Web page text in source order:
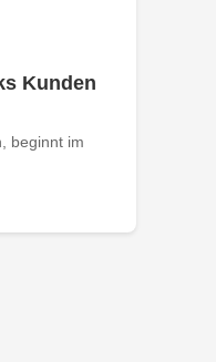
Kunden
beginnt im